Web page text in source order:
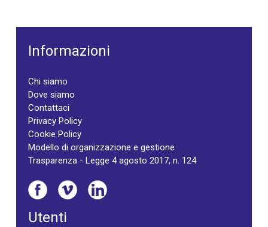
Informazioni
Chi siamo
Dove siamo
Contattaci
Privacy Policy
Cookie Policy
Modello di organizzazione e gestione
Trasparenza - Legge 4 agosto 2017, n. 124
Utenti